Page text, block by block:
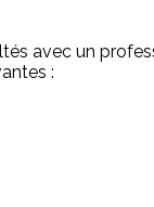
avec un
: